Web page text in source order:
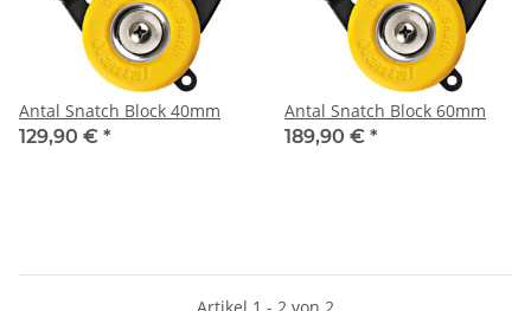
Antal Snatch Block 40mm
129,90 € *
Antal Snatch Block 60mm
189,90 € *